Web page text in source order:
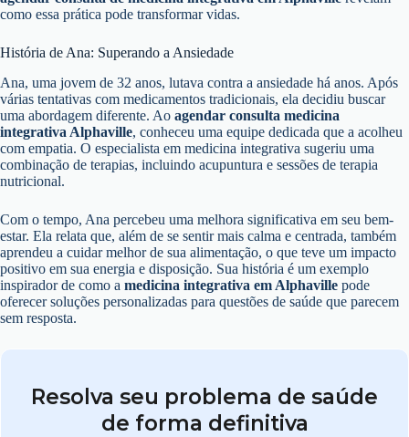
como essa prática pode transformar vidas.
História de Ana: Superando a Ansiedade
Ana, uma jovem de 32 anos, lutava contra a ansiedade há anos. Após
várias tentativas com medicamentos tradicionais, ela decidiu buscar
uma abordagem diferente. Ao agendar consulta medicina
integrativa Alphaville, conheceu uma equipe dedicada que a acolheu
com empatia. O especialista em medicina integrativa sugeriu uma
combinação de terapias, incluindo acupuntura e sessões de terapia
nutricional.
Com o tempo, Ana percebeu uma melhora significativa em seu bem-
estar. Ela relata que, além de se sentir mais calma e centrada, também
aprendeu a cuidar melhor de sua alimentação, o que teve um impacto
positivo em sua energia e disposição. Sua história é um exemplo
inspirador de como a medicina integrativa em Alphaville pode
oferecer soluções personalizadas para questões de saúde que parecem
sem resposta.
Resolva seu problema de saúde
de forma definitiva